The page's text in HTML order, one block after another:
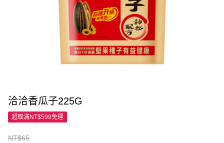
洽洽香瓜子225G
超取滿NT$599免運
NT$65